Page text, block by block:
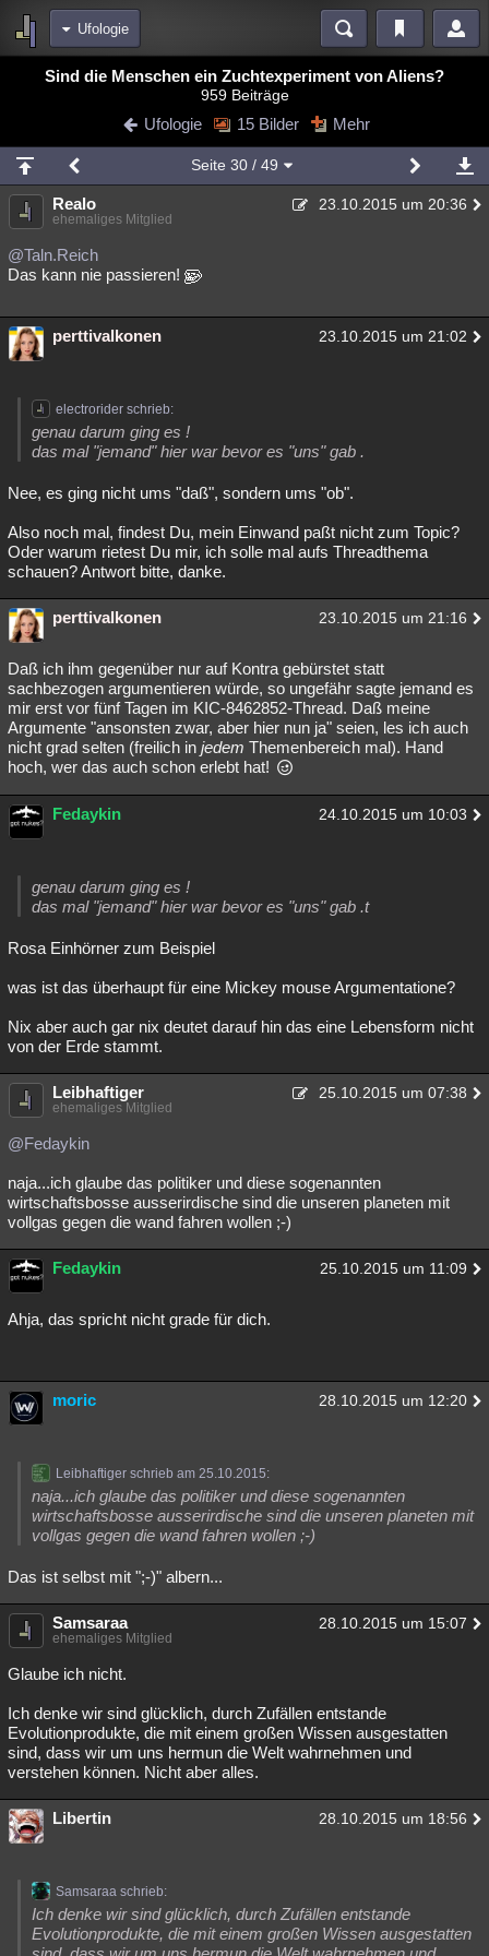
Ufologie
Bereiche
Blogs Videos
Chat Wiki Neuigkeiten
meine Rubriken
Menschen Mystery Kriminalfälle
Spiritualität
weitere Rubriken
Philosophie
Astronomie Helpdesk
Musik Clash Verbesserungen Allmystery
Lesenswert Schlüsselwörter
Sind die Menschen ein Zuchtexperiment von Aliens?
959 Beiträge
Ufologie 15 Bilder Mehr
Seite 30/ 49
Realo 23.10.2015 um 20:36
ehemaliges Mitglied
@Taln.Reich
Das kann nie passieren!
perttivalkonen 23.10.2015 um 21:02
electrorider schrieb:
genau darum ging es !
das mal "jemand" hier war bevor es "uns" gab .
Nee, es ging nicht ums "daß", sondern ums "ob".
Also noch mal, findest Du, mein Einwand paßt nicht zum Topic?
Oder warum rietest Du mir, ich solle mal aufs Threadthema
schauen? Antwort bitte, danke.
perttivalkonen 23.10.2015 um 21:16
Daß ich ihm gegenüber nur auf Kontra gebürstet statt
sachbezogen argumentieren würde, so ungefähr sagte jemand es
mir erst vor fünf Tagen im KIC-8462852-Thread. Daß meine
Argumente "ansonsten zwar, aber hier nun ja" seien, les ich auch
nicht grad selten (freilich in jedem Themenbereich mal). Hand
hoch, wer das auch schon erlebt hat!
Fedaykin 24.10.2015 um 10:03
genau darum ging es !
das mal "jemand" hier war bevor es "uns" gab .t
Rosa Einhörner zum Beispiel
was ist das überhaupt für eine Mickey mouse Argumentatione?
Nix aber auch gar nix deutet darauf hin das eine Lebensform nicht
von der Erde stammt.
Leibhaftiger 25.10.2015 um 07:38
ehemaliges Mitglied
@Fedaykin
naja...ich glaube das politiker und diese sogenannten
wirtschaftsbosse ausserirdische sind die unseren planeten mit
vollgas gegen die wand fahren wollen ;-)
Fedaykin 25.10.2015 um 11:09
Ahja, das spricht nicht grade für dich.
moric 28.10.2015 um 12:20
Leibhaftiger schrieb am 25.10.2015:
naja...ich glaube das politiker und diese sogenannten
wirtschaftsbosse ausserirdische sind die unseren planeten mit
vollgas gegen die wand fahren wollen ;-)
Das ist selbst mit ";-)" albern...
Samsaraa 28.10.2015 um 15:07
ehemaliges Mitglied
Glaube ich nicht.
Ich denke wir sind glücklich, durch Zufällen entstande
Evolutionprodukte, die mit einem großen Wissen ausgestatten
sind, dass wir um uns hermun die Welt wahrnehmen und
verstehen können. Nicht aber alles.
Libertin 28.10.2015 um 18:56
Samsaraa schrieb:
Ich denke wir sind glücklich, durch Zufällen entstande
Evolutionprodukte, die mit einem großen Wissen ausgestatten